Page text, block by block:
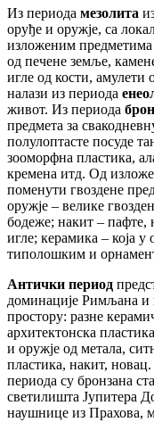
Из периода мезолита
оруђе и оружје, са
изложеним предметима
од печене земље,
игле од кости,
налази из периода
живот. Из периода
предмета за
полулоптасте посуде
зооморфна пластика,
кремена итд. Од
поменути гвоздене
оружје – велике
бодеже; накит – пафте,
игле; керамика – која
типолошким и
Антички период
доминације Римљана и
простору: разне
архитектонска
и оружје од метала,
пластика, накит,
периода су бронзана
светилишта Јупитера
наушнице из Прахова,